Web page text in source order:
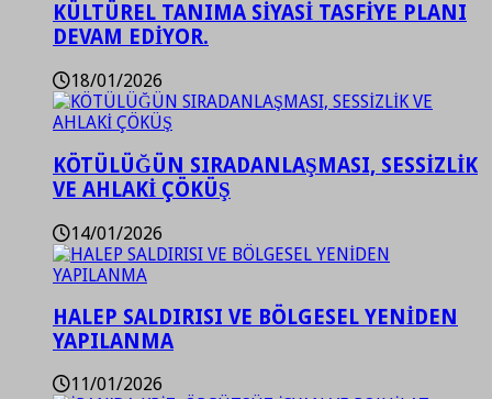
KÜLTÜREL TANIMA SİYASİ TASFİYE PLANI
DEVAM EDİYOR.
18/01/2026
KÖTÜLÜĞÜN SIRADANLAŞMASI, SESSİZLİK
VE AHLAKİ ÇÖKÜŞ
14/01/2026
HALEP SALDIRISI VE BÖLGESEL YENİDEN
YAPILANMA
11/01/2026